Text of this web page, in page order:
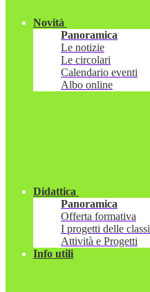
Novità
Panoramica
Le notizie
Le circolari
Calendario eventi
Albo online
Didattica
Panoramica
Offerta formativa
I progetti delle classi
Attività e Progetti
Info utili